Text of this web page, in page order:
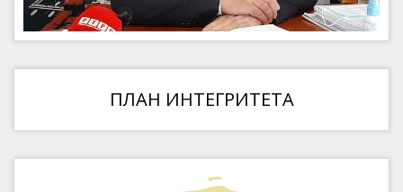
ПЛАН ИНТЕГРИТЕТА